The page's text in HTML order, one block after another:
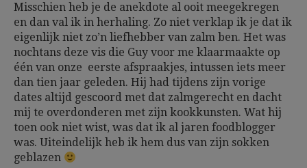
Misschien heb je de anekdote al ooit meegekregen
en dan val ik in herhaling. Zo niet verklap ik je dat ik
eigenlijk niet zo’n liefhebber van zalm ben. Het was
nochtans deze vis die Guy voor me klaarmaakte op
één van onze eerste afspraakjes, intussen iets meer
dan tien jaar geleden. Hij had tijdens zijn vorige
dates altijd gescoord met dat zalmgerecht en dacht
mij te overdonderen met zijn kookkunsten. Wat hij
toen ook niet wist, was dat ik al jaren foodblogger
was. Uiteindelijk heb ik hem dus van zijn sokken
geblazen